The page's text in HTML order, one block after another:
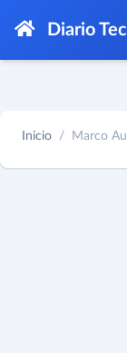
Diario
Inicio Marco